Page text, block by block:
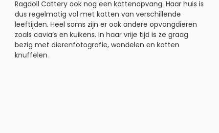
Ragdoll Cattery ook nog een kattenopvang. Haar huis is
dus regelmatig vol met katten van verschillende
leeftijden. Heel soms zijn er ook andere opvangdieren
zoals cavia’s en kuikens. In haar vrije tijd is ze graag
bezig met dierenfotografie, wandelen en katten
knuffelen.